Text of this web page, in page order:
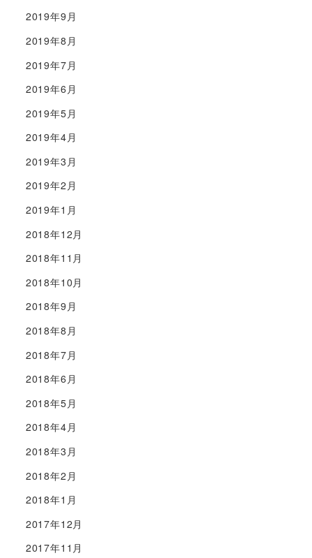
2019年9月
2019年8月
2019年7月
2019年6月
2019年5月
2019年4月
2019年3月
2019年2月
2019年1月
2018年12月
2018年11月
2018年10月
2018年9月
2018年8月
2018年7月
2018年6月
2018年5月
2018年4月
2018年3月
2018年2月
2018年1月
2017年12月
2017年11月